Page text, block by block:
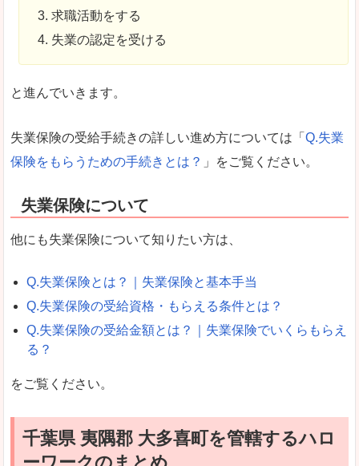
求職活動をする
失業の認定を受ける
と進んでいきます。
失業保険の受給手続きの詳しい進め方については「 Q.失業
保険をもらうための手続きとは？ 」をご覧ください。
失業保険について
他にも失業保険について知りたい方は、
Q.失業保険とは？｜失業保険と基本手当
Q.失業保険の受給資格・もらえる条件とは？
Q.失業保険の受給金額とは？｜失業保険でいくらもらえ
る？
をご覧ください。
千葉県 夷隅郡 大多喜町を管轄するハロ
ーワークのまとめ